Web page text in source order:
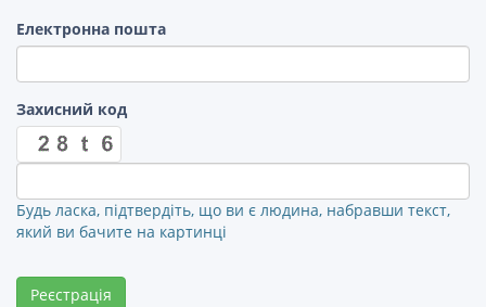
Електронна пошта
Захисний код
Будь ласка, підтвердіть, що ви є людина, набравши текст,
який ви бачите на картинці